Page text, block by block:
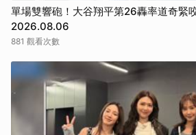
單場雙響砲！大谷翔平第26轟率道奇緊
2026.08.06
881 觀看次數